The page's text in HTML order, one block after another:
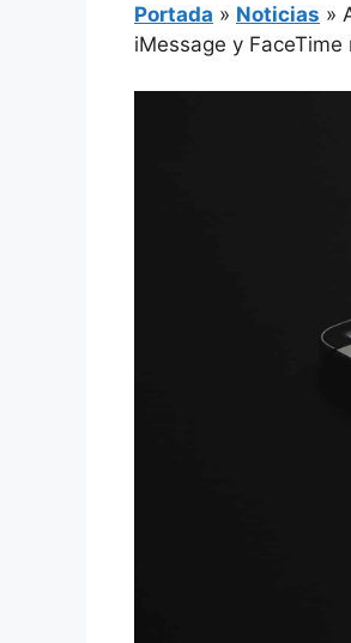
Portada » Noticias »
iMessage y